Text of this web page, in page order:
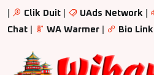
Clik Duit UAds Network
Chat
WA Warmer Bio Link